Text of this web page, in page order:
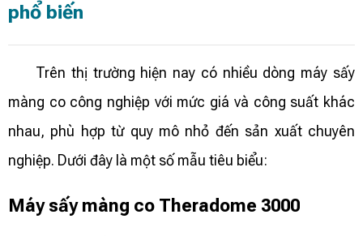
phổ biến
Trên thị trường hiện nay có nhiều dòng máy sấy
màng co công nghiệp với mức giá và công suất khác
nhau, phù hợp từ quy mô nhỏ đến sản xuất chuyên
nghiệp. Dưới đây là một số mẫu tiêu biểu:
Máy sấy màng co Theradome 3000